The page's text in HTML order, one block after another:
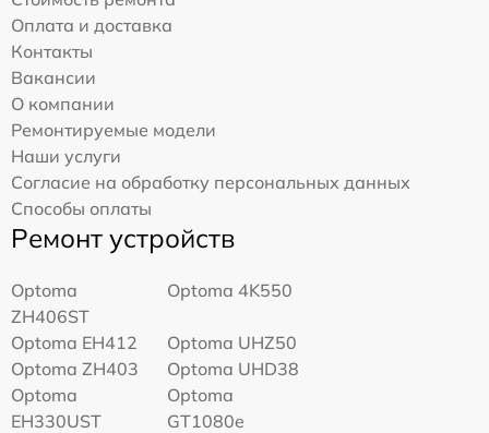
Оплата и доставка
Контакты
Вакансии
О компании
Ремонтируемые модели
Наши услуги
Согласие на обработку персональных данных
Способы оплаты
Ремонт устройств
Optoma
ZH406ST
Optoma 4K550
Optoma EH412
Optoma UHZ50
Optoma ZH403
Optoma UHD38
Optoma
EH330UST
Optoma
GT1080e